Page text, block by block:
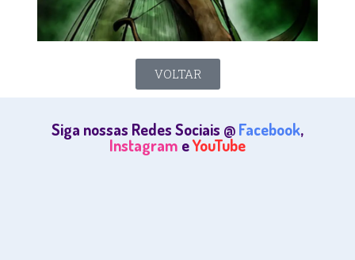
VOLTAR
Siga nossas Redes Sociais @Facebook,
Instagram eYouTube